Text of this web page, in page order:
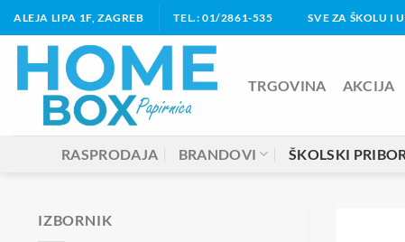
Skip
to
ALEJA LIPA 1F, ZAGREB TEL.: 01/2861-535 SVE ZA ŠKOLU I
TRGOVINA AKCIJA
RASPRODAJA BRANDOVI ŠKOLSKI
IZBORNIK